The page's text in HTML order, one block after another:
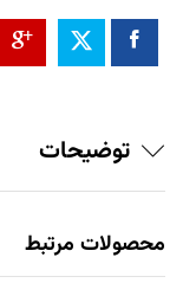
توضیحات
محصولات مرتبط